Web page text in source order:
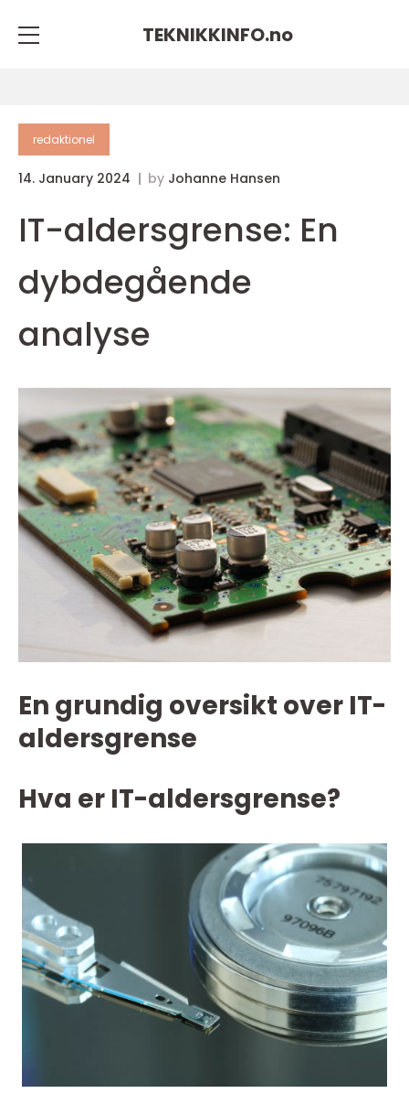
TEKNIKKINFO.no
redaktionel
14. January 2024 by Johanne Hansen
IT-aldersgrense: En
dybdegående
analyse
En grundig oversikt over IT-
aldersgrense
Hva er IT-aldersgrense?